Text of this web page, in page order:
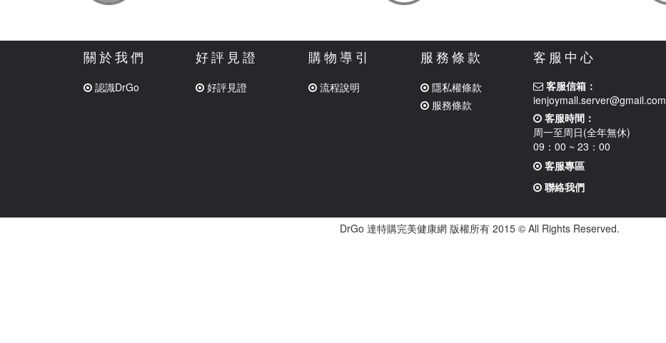
關於我們
認識DrGo
好評見證
好評見證
購物導引
流程說明
服務條款
隱私權條款
服務條款
客服中心
客服信箱：
ienjoymall.server@gmail.com
客服時間：
周一至周日(全年無休)
09：00 ~ 23：00
客服專區
聯絡我們
DrGo 達特購完美健康網 版權所有 2015 © All Rights Reserved.